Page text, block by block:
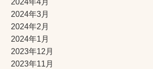
2024年4月
2024年3月
2024年2月
2024年1月
2023年12月
2023年11月